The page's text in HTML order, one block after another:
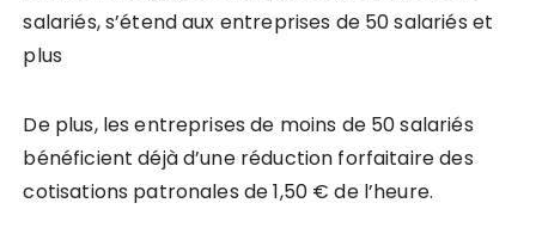
salariés, s’étend aux entreprises de 50 salariés et
plus
De plus, les entreprises de moins de 50 salariés
bénéficient déjà d’une réduction forfaitaire des
cotisations patronales de 1,50 € de l’heure.